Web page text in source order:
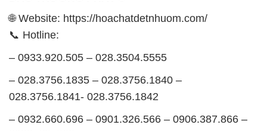
028.3756.1841- 028.3756.1842
0902.765.866
📧 Email: hoachat@dactruongphat.vn
TRƯỜNG PHÁT